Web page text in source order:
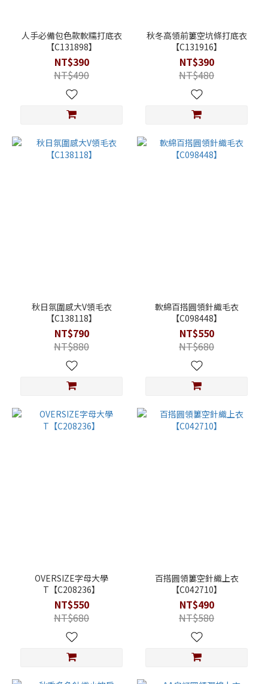
人手必備包色款軟糯打底衣
【C131898】
NT$390
NT$490
秋冬高領前簍空坑條打底衣
【C131916】
NT$390
NT$480
秋日氛圍感大V領毛衣
【C138118】
NT$790
NT$880
軟綿百搭圓領針織毛衣
【C098448】
NT$550
NT$680
OVERSIZE字母大學
T【C208236】
NT$550
NT$680
百搭圓領簍空針織上衣
【C042710】
NT$490
NT$580